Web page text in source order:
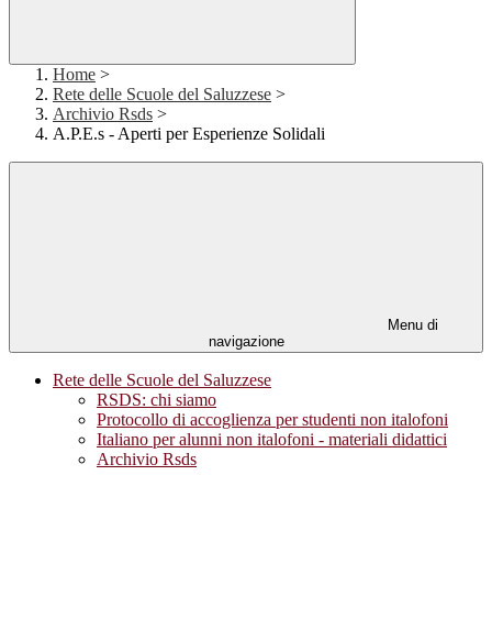
Home >
Rete delle Scuole del Saluzzese >
Archivio Rsds >
A.P.E.s - Aperti per Esperienze Solidali
Menu di
navigazione
Rete delle Scuole del Saluzzese
RSDS: chi siamo
Protocollo di accoglienza per studenti non italofoni
Italiano per alunni non italofoni - materiali didattici
Archivio Rsds